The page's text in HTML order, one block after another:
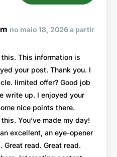
no maio 18, 2026 a partir
This information is
your post. Thank you. I
limited offer? Good job
write up. I enjoyed your
nice points there.
You’ve made my day!
excellent, an eye-opener
Great read. Great read.